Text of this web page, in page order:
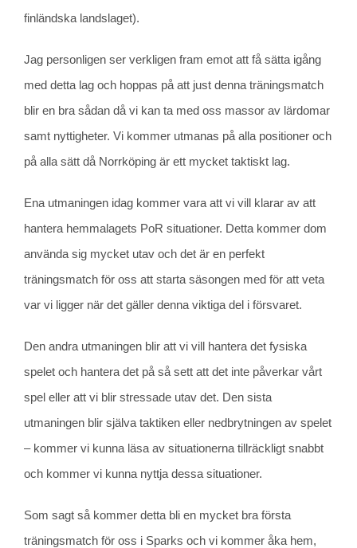
finländska landslaget).
Jag personligen ser verkligen fram emot att få sätta igång
med detta lag och hoppas på att just denna träningsmatch
blir en bra sådan då vi kan ta med oss massor av lärdomar
samt nyttigheter. Vi kommer utmanas på alla positioner och
på alla sätt då Norrköping är ett mycket taktiskt lag.
Ena utmaningen idag kommer vara att vi vill klarar av att
hantera hemmalagets PoR situationer. Detta kommer dom
använda sig mycket utav och det är en perfekt
träningsmatch för oss att starta säsongen med för att veta
var vi ligger när det gäller denna viktiga del i försvaret.
Den andra utmaningen blir att vi vill hantera det fysiska
spelet och hantera det på så sett att det inte påverkar vårt
spel eller att vi blir stressade utav det. Den sista
utmaningen blir själva taktiken eller nedbrytningen av spelet
– kommer vi kunna läsa av situationerna tillräckligt snabbt
och kommer vi kunna nyttja dessa situationer.
Som sagt så kommer detta bli en mycket bra första
träningsmatch för oss i Sparks och vi kommer åka hem,